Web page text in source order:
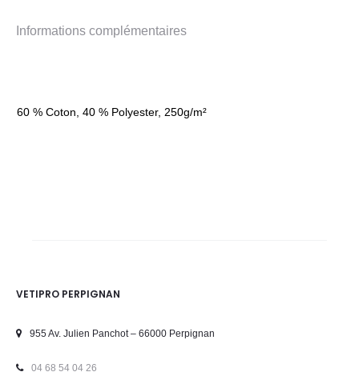
Informations complémentaires
60 % Coton, 40 % Polyester, 250g/m²
VETIPRO PERPIGNAN
955 Av. Julien Panchot – 66000 Perpignan
04 68 54 04 26